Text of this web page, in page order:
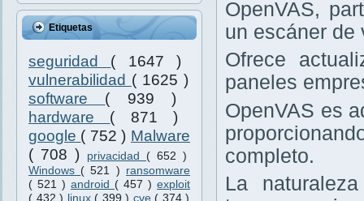
Etiquetas
seguridad ( 1647 )
vulnerabilidad ( 1625 )
software ( 939 )
hardware ( 871 )
google ( 752 ) Malware
( 708 )
privacidad ( 652 )
Windows ( 521 ) ransomware
( 521 ) android ( 457 ) exploit
( 432 ) linux ( 399 ) cve ( 374 )
OpenVAS,
un escáner de
Ofrece
paneles
OpenVAS es
completo.
La